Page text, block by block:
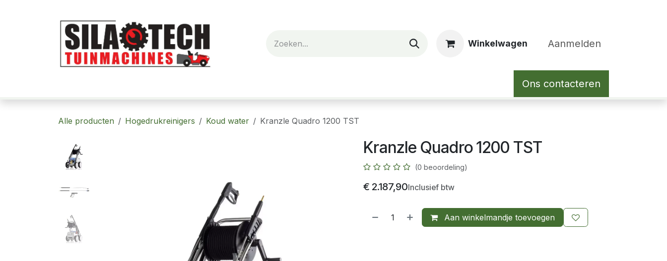
Winkelwagen Aanmelden
Ons contacteren
Alle producten Hogedrukreinigers Koud water Kranzle Quadro 1200 TST
Kranzle Quadro 1200 TST
(0 beoordeling)
€ 2.187,90Inclusief btw
Aan winkelmandje toevoegen